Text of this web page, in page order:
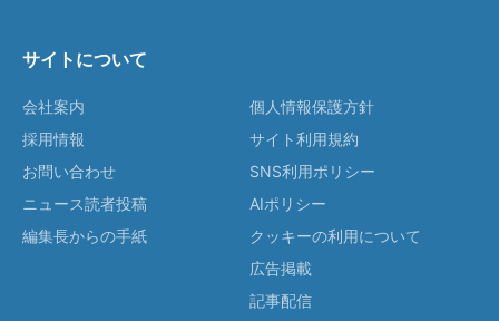
サイトについて
会社案内
採用情報
お問い合わせ
ニュース読者投稿
編集長からの手紙
個人情報保護方針
サイト利用規約
SNS利用ポリシー
AIポリシー
クッキーの利用について
広告掲載
記事配信